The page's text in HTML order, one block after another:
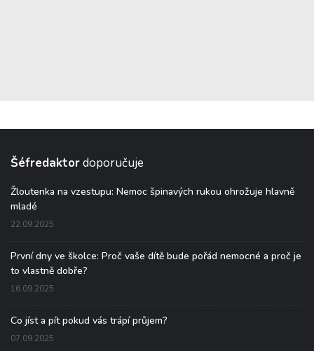
Šéfredaktordoporučuje
Žloutenka na vzestupu: Nemoc špinavých rukou ohrožuje hlavně
mladé
22.09.2025
První dny ve školce: Proč vaše dítě bude pořád nemocné a proč je
to vlastně dobře?
16.09.2025
Co jíst a pít pokud vás trápí průjem?
07.09.2025